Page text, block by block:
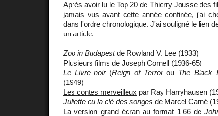
Après avoir lu le Top 20 de Thierry Jousse des
jamais vus avant cette année confinée, j'ai
dans l'ordre chronologique. J'ai souligné le lien
un article.
Zoo in Budapestde Rowland V. Lee (1933)
Plusieurs films de Joseph Cornell (1936-65)
Le Livre noir(Reign of Terrorou The Black
(1949)
Les contes merveilleux par Ray Harryhausen
Juliette ou la clé des songes de Marcel Carné
La version grand écran au format 1.66 de